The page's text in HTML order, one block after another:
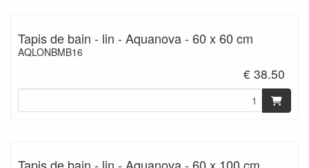
Tapis de bain - lin - Aquanova - 60 x 60 cm
AQLONBMB16
€ 38.50